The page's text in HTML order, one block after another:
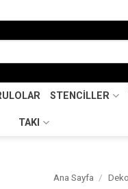
STENCİLLER
TAKI
Ana Sayfa /